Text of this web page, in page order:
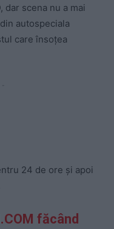
dar scena nu a mai
autospeciala
care însoțea
24 de ore şi apoi
făcând